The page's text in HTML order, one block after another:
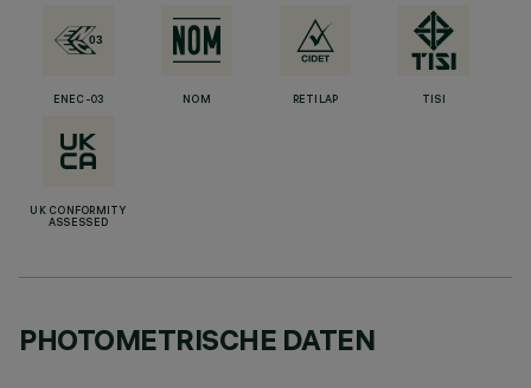
ENEC-03 NOM RETILAP TISI
UK CONFORMITY
ASSESSED
PHOTOMETRISCHE DATEN